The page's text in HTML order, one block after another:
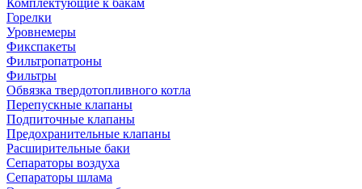
Горелки
Уровнемеры
Фикспакеты
Фильтропатроны
Фильтры
Обвязка твердотопливного котла
Перепускные клапаны
Подпиточные клапаны
Предохранительные клапаны
Расширительные баки
Сепараторы воздуха
Сепараторы шлама